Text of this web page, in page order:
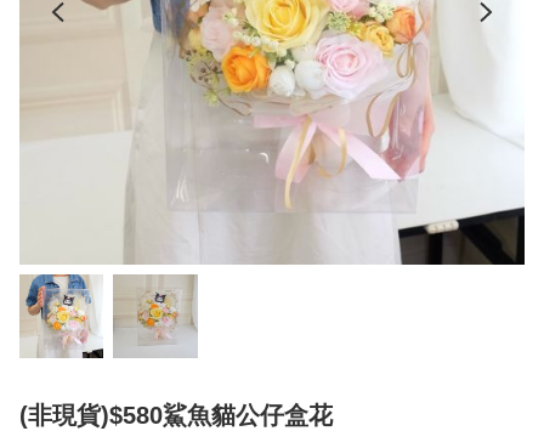
(非現貨)$580鯊魚貓公仔盒花